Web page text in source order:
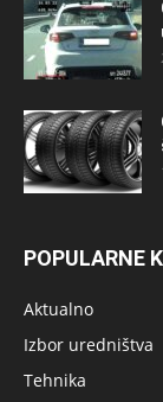
POPULARNE
Aktualno
Izbor uredništva
Tehnika